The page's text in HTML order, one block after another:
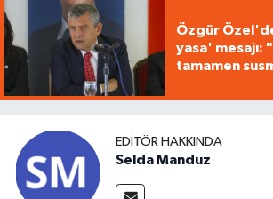
Özgür
yasa' mesajı:
tamamen
EDITÖR HAKKINDA
Selda Manduz